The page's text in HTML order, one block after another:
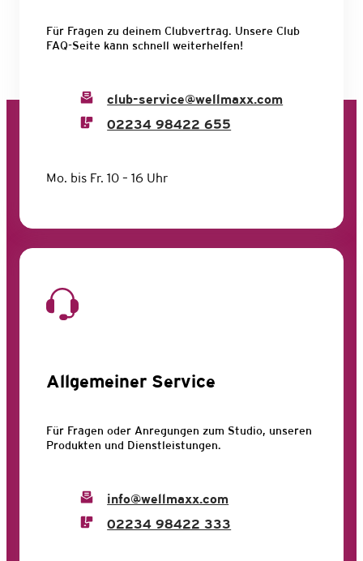
Für Fragen zu deinem Clubvertrag. Unsere Club
FAQ-Seite kann schnell weiterhelfen!
club-service@wellmaxx.com
02234 98422 655
Mo. bis Fr. 10 – 16 Uhr
Allgemeiner Service
Für Fragen oder Anregungen zum Studio, unseren
Produkten und Dienstleistungen.
info@wellmaxx.com
02234 98422 333